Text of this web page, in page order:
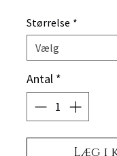
Størrelse *
Antal *
Læg i